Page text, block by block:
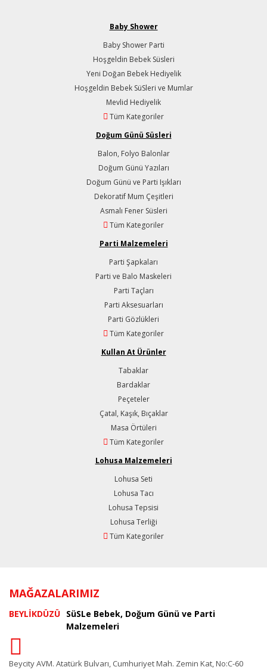
Baby Shower
Baby Shower Parti
Hoşgeldin Bebek Süsleri
Yeni Doğan Bebek Hediyelik
Hoşgeldin Bebek SüSleri ve Mumlar
Mevlid Hediyelik
Tüm Kategoriler
Doğum Günü Süsleri
Balon, Folyo Balonlar
Doğum Günü Yazıları
Doğum Günü ve Parti Işıkları
Dekoratif Mum Çeşitleri
Asmalı Fener Süsleri
Tüm Kategoriler
Parti Malzemeleri
Parti Şapkaları
Parti ve Balo Maskeleri
Parti Taçları
Parti Aksesuarları
Parti Gözlükleri
Tüm Kategoriler
Kullan At Ürünler
Tabaklar
Bardaklar
Peçeteler
Çatal, Kaşık, Bıçaklar
Masa Örtüleri
Tüm Kategoriler
Lohusa Malzemeleri
Lohusa Seti
Lohusa Tacı
Lohusa Tepsisi
Lohusa Terliği
Tüm Kategoriler
MAĞAZALARIMIZ
BEYLİKDÜZÜ SüSLe Bebek, Doğum Günü ve Parti
Malzemeleri
Beycity AVM. Atatürk Bulvarı, Cumhuriyet Mah. Zemin Kat, No:C-60